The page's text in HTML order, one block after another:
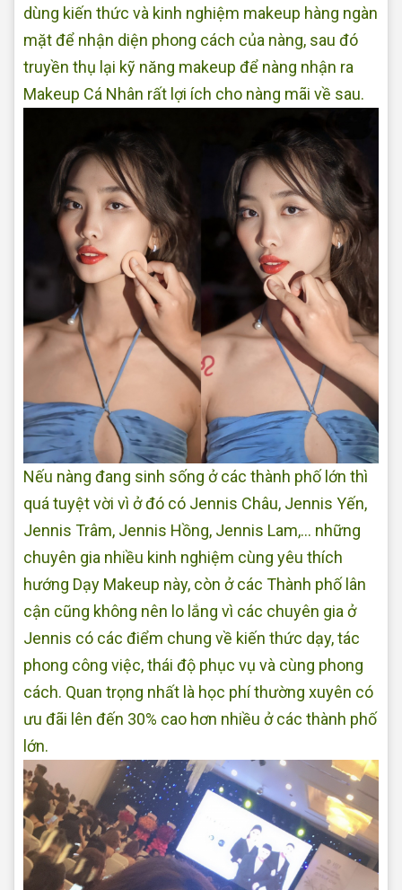
dùng kiến thức và kinh nghiệm makeup hàng ngàn
mặt để nhận diện phong cách của nàng, sau đó
truyền thụ lại kỹ năng makeup để nàng nhận ra
Makeup Cá Nhân rất lợi ích cho nàng mãi về sau.
Nếu nàng đang sinh sống ở các thành phố lớn thì
quá tuyệt vời vì ở đó có Jennis Châu, Jennis Yến,
Jennis Trâm, Jennis Hồng, Jennis Lam,... những
chuyên gia nhiều kinh nghiệm cùng yêu thích
hướng Dạy Makeup này, còn ở các Thành phố lân
cận cũng không nên lo lắng vì các chuyên gia ở
Jennis có các điểm chung về kiến thức dạy, tác
phong công việc, thái độ phục vụ và cùng phong
cách. Quan trọng nhất là học phí thường xuyên có
ưu đãi lên đến 30% cao hơn nhiều ở các thành phố
lớn.